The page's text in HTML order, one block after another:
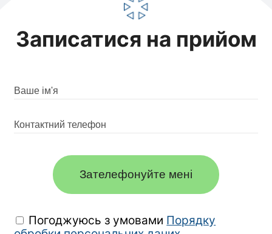
Записатися на прийом
Зателефонуйте мені
Погоджуюсь з умовами Порядку